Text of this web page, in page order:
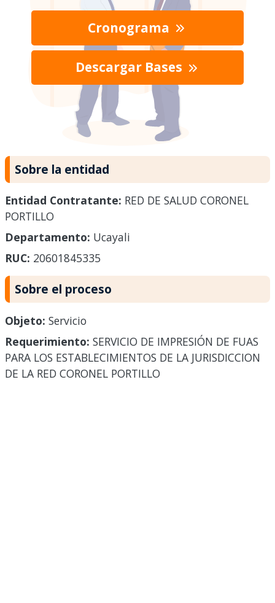
Cronograma
Descargar Bases
Sobre la entidad
Entidad Contratante: RED DE SALUD CORONEL
PORTILLO
Departamento: Ucayali
RUC: 20601845335
Sobre el proceso
Objeto: Servicio
Requerimiento: SERVICIO DE IMPRESIÓN DE FUAS
PARA LOS ESTABLECIMIENTOS DE LA JURISDICCION
DE LA RED CORONEL PORTILLO